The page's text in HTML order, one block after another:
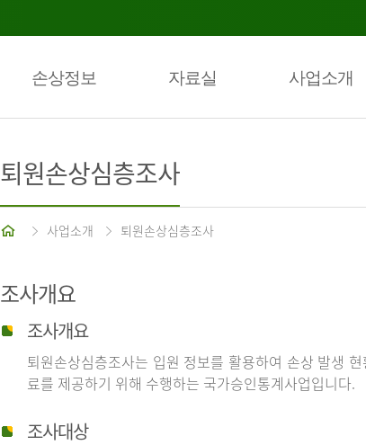
손상정보 자료실 사업소개
퇴원손상심층조사
홈 사업소개 퇴원손상심층조사
조사개요
조사개요
퇴원손상심층조사는 입원 정보를 활용하여 손상 발생
료를 제공하기 위해 수행하는 국가승인통계사업입니다.
조사대상